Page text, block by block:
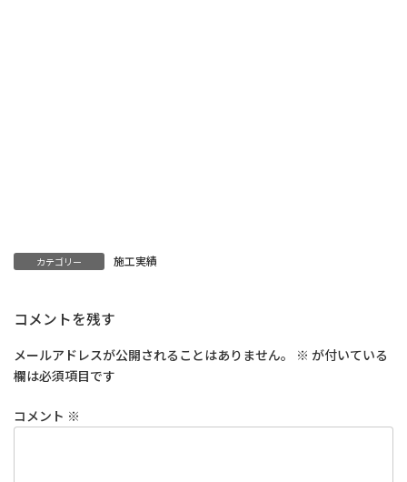
カテゴリー 施工実績
コメントを残す
メールアドレスが公開されることはありません。 ※ が付いている
欄は必須項目です
コメント ※